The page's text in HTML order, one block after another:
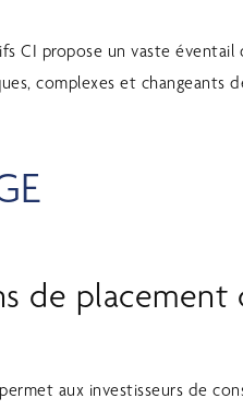
CI propose un vaste
complexes et changeants
de
aux investisseurs de